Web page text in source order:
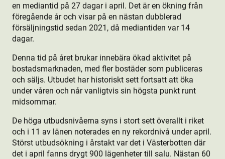
en mediantid på 27 dagar i april. Det är en ökning från
föregående år och visar på en nästan dubblerad
försäljningstid sedan 2021, då mediantiden var 14
dagar.
Denna tid på året brukar innebära ökad aktivitet på
bostads­marknaden, med fler bostäder som publiceras
och säljs. Utbudet har historiskt sett fortsatt att öka
under våren och når vanligtvis sin högsta punkt runt
midsommar.
De höga utbudsnivåerna syns i stort sett överallt i riket
och i 11 av länen noterades en ny rekordnivå under april.
Störst utbudsökning i årstakt var det i Västerbotten där
det i april fanns drygt 900 lägenheter till salu. Nästan 60